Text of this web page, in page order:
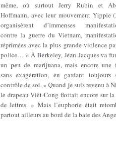
même, où surtout Jerry Rubin et
Hoffmann, avec leur mouvement Yippie
organisèrent d’immenses
contre la guerre du Vietnam,
réprimées avec la plus grande violence
police… » À Berkeley, Jean-Jacques va
un peu de marijuana, mais encore une
sans exagération, en gardant toujours
contrôle de soi. « Quand je suis revenu à
le drapeau Viêt-Cong flottait encore sur
de lettres. » Mais l’euphorie était
partout ailleurs au bord de la baie des